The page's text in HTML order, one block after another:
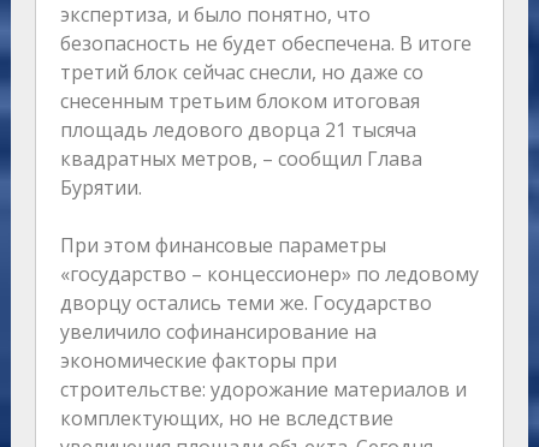
экспертиза, и было понятно, что
безопасность не будет обеспечена. В итоге
третий блок сейчас снесли, но даже со
снесенным третьим блоком итоговая
площадь ледового дворца 21 тысяча
квадратных метров, – сообщил Глава
Бурятии.
При этом финансовые параметры
«государство – концессионер» по ледовому
дворцу остались теми же. Государство
увеличило софинансирование на
экономические факторы при
строительстве: удорожание материалов и
комплектующих, но не вследствие